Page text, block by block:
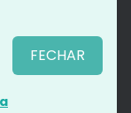
FECHAR